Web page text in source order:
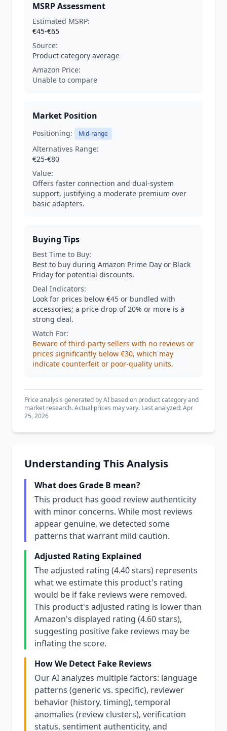
MSRP Assessment
Estimated MSRP:
€45-€65
Source:
Product category average
Amazon Price:
Unable to compare
Market Position
Positioning: Mid-range
Alternatives Range:
€25-€80
Value:
Offers faster connection and dual-system
support, justifying a moderate premium over
basic adapters.
Buying Tips
Best Time to Buy:
Best to buy during Amazon Prime Day or Black
Friday for potential discounts.
Deal Indicators:
Look for prices below €45 or bundled with
accessories; a price drop of 20% or more is a
strong deal.
Watch For:
Beware of third-party sellers with no reviews or
prices significantly below €30, which may
indicate counterfeit or poor-quality units.
Price analysis generated by AI based on product category and
market research. Actual prices may vary. Last analyzed: Apr
25, 2026
Understanding This Analysis
What does Grade B mean?
This product has good review authenticity
with minor concerns. While most reviews
appear genuine, we detected some
patterns that warrant mild caution.
Adjusted Rating Explained
The adjusted rating (4.40 stars) represents
what we estimate this product's rating
would be if fake reviews were removed.
This product's adjusted rating is lower than
Amazon's displayed rating (4.60 stars),
suggesting positive fake reviews may be
inflating the score.
How We Detect Fake Reviews
Our AI analyzes multiple factors: language
patterns (generic vs. specific), reviewer
behavior (history, timing), temporal
anomalies (review clusters), verification
status, sentiment authenticity, and